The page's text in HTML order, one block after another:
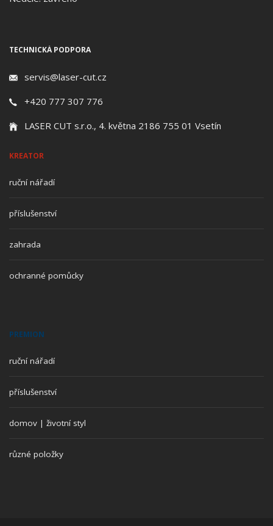
TECHNICKÁ PODPORA
servis@laser-cut.cz
+420 777 307 776
LASER CUT s.r.o., 4. května 2186 755 01 Vsetín
KREATOR
ruční nářadí
příslušenství
zahrada
ochranné pomůcky
PREMION
ruční nářadí
příslušenství
domov | životní styl
různé položky